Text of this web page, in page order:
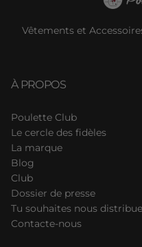
Vêtements et
À PROPOS
Poulette Club
Le cercle des fidèles
La marque
Blog
Club
Dossier de presse
Tu souhaites nous
Contacte-nous